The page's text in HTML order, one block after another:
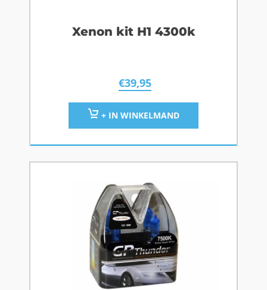
Xenon kit H1 4300k
€39,95
+ IN WINKELMAND